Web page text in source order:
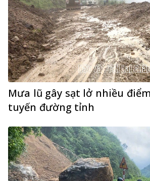
Mưa lũ gây sạt lở nhiều
tuyến đường tỉnh